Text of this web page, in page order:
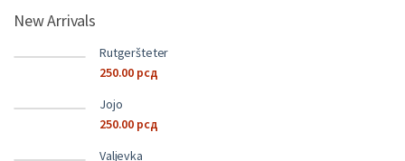
New Arrivals
Rutgeršteter
250.00 рсд
Jojo
250.00 рсд
Valjevka